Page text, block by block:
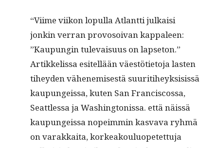
“Viime viikon lop­ul­la Atlant­ti julka­isi
jonkin ver­ran provosoivan kap­paleen:
”Kaupun­gin tule­vaisu­us on lapse­ton.”
Artikke­lis­sa esitel­lään väestöti­eto­ja las­ten
tihey­den vähen­e­mis­es­tä suu­ri­ti­heyk­si­sis­sä
kaupungeis­sa, kuten San Fran­cis­cos­sa,
Seat­t­lessa ja Wash­ing­tonis­sa. että näis­sä
kaupungeis­sa nopeim­min kas­va­va ryh­mä
on varakkai­ta, korkeak­oulu­opetet­tu­ja